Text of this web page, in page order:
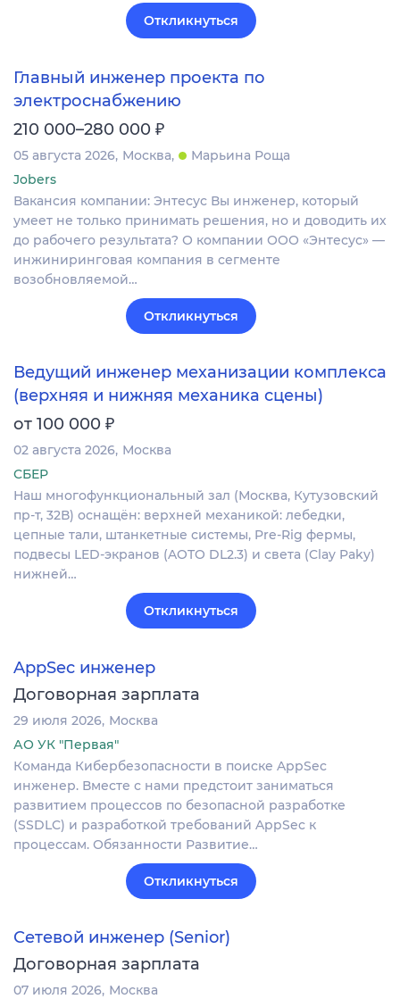
Откликнуться
Главный инженер проекта по
электроснабжению
210 000–280 000 ₽
05 августа 2026 Москва
Марьина Роща
Jobers
Вакансия компании: Энтесус Вы инженер, который
умеет не только принимать решения, но и доводить их
до рабочего результата? О компании ООО «Энтесус» —
инжиниринговая компания в сегменте
возобновляемой…
Откликнуться
Ведущий инженер механизации комплекса
(верхняя и нижняя механика сцены)
от 100 000 ₽
02 августа 2026 Москва
СБЕР
Наш многофункциональный зал (Москва, Кутузовский
пр-т, 32В) оснащён: верхней механикой: лебедки,
цепные тали, штанкетные системы, Pre-Rig фермы,
подвесы LED-экранов (AOTO DL2.3) и света (Clay Paky)
нижней…
Откликнуться
AppSec инженер
Договорная зарплата
29 июля 2026 Москва
АО УК "Первая"
Команда Кибербезопасности в поиске AppSec
инженер. Вместе с нами предстоит заниматься
развитием процессов по безопасной разработке
(SSDLC) и разработкой требований AppSec к
процессам. Обязанности Развитие…
Откликнуться
Сетевой инженер (Senior)
Договорная зарплата
07 июля 2026 Москва